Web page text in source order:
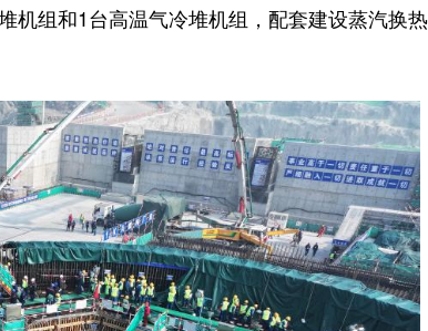
机组和1台高温气冷堆机组，配套建设蒸汽换